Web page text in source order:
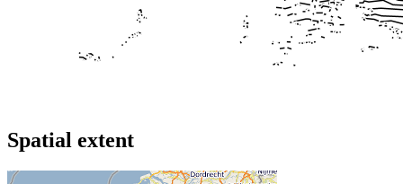
Spatial extent